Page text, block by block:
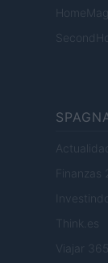
Finanzas
Think.es
Viajar 365